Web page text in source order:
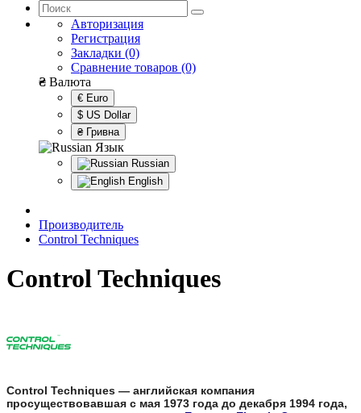
Авторизация
Регистрация
Закладки (0)
Сравнение товаров (0)
₴ Валюта
€ Euro
$ US Dollar
₴ Гривна
Язык
Russian
English
Производитель
Control Techniques
Control Techniques
Control Techniques — английская компания
просуществовавшая с мая 1973 года до декабря 1994 года,